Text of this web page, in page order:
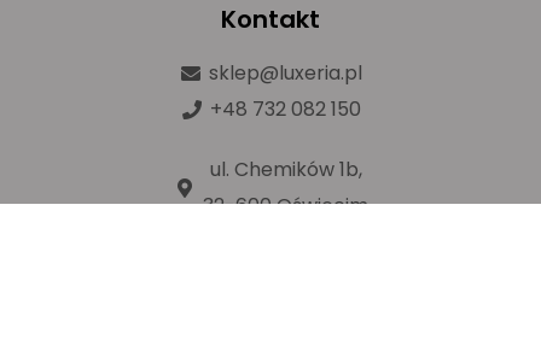
Kontakt
sklep@luxeria.pl
+48 732 082 150
ul. Chemików 1b,
32-600 Oświęcim